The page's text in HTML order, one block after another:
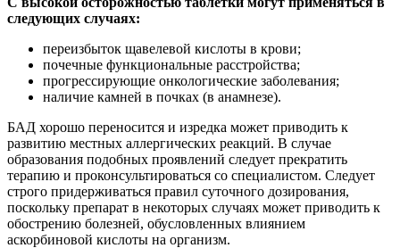
следующих случаях:
переизбыток щавелевой кислоты в крови;
почечные функциональные расстройства;
прогрессирующие онкологические заболевания;
наличие камней в почках (в анамнезе).
БАД хорошо переносится и изредка может приводить к
развитию местных аллергических реакций. В случае
образования подобных проявлений следует прекратить
терапию и проконсультироваться со специалистом. Следует
строго придерживаться правил суточного дозирования,
поскольку препарат в некоторых случаях может приводить к
обострению болезней, обусловленных влиянием
аскорбиновой кислоты на организм.